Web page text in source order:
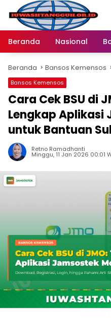
Langsung
konten
Beranda
Nasional
Beranda Bansos Kemensos
Bansos Kemensos
Cara Cek BSU di
Lengkap Aplikasi
untuk Bantuan
Retno Ramadhanti
Minggu, 11 Jan 2026 00:01